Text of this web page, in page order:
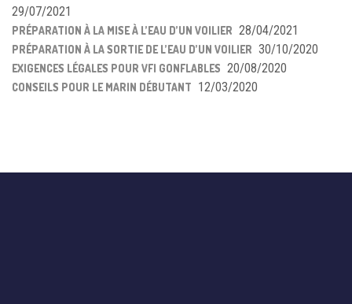
29/07/2021
PRÉPARATION À LA MISE À L’EAU D’UN VOILIER 28/04/2021
PRÉPARATION À LA SORTIE DE L’EAU D’UN VOILIER 30/10/2020
EXIGENCES LÉGALES POUR VFI GONFLABLES 20/08/2020
CONSEILS POUR LE MARIN DÉBUTANT 12/03/2020